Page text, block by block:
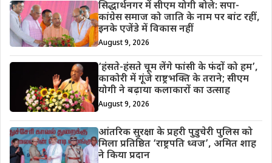
सिद्धार्थनगर में सीएम योगी बोले: सपा-
कांग्रेस समाज को जाति के नाम पर बांट रहीं,
इनके एजेंडे में विकास नहीं
August 9, 2026
‘हंसते-हंसते चूम लेंगे फांसी के फंदों को हम’,
काकोरी में गूंजे राष्ट्रभक्ति के तराने; सीएम
योगी ने बढ़ाया कलाकारों का उत्साह
August 9, 2026
आंतरिक सुरक्षा के प्रहरी पुडुचेरी पुलिस को
मिला प्रतिष्ठित ‘राष्ट्रपति ध्वज’, अमित शाह
ने किया प्रदान